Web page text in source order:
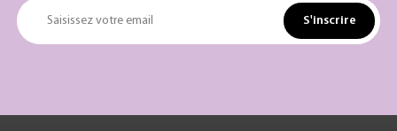
Saisissez votre email S'inscrire